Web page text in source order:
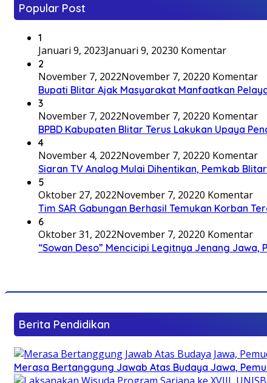
Popular Post
1
Januari 9, 2023Januari 9, 20230 Komentar
2
November 7, 2022November 7, 20220 Komentar
Bupati Blitar Ajak Masyarakat Manfaatkan
3
November 7, 2022November 7, 20220 Komentar
BPBD Kabupaten Blitar Terus Lakukan Upaya
4
November 4, 2022November 7, 20220 Komentar
Siaran TV Analog Mulai Dihentikan, Pemkab
5
Oktober 27, 2022November 7, 20220 Komentar
Tim SAR Gabungan Berhasil Temukan Korban
6
Oktober 31, 2022November 7, 20220 Komentar
“Sowan Deso” Mencicipi Legitnya Jenang
Berita Pendidikan
Merasa Bertanggung Jawab Atas Budaya Jawa,